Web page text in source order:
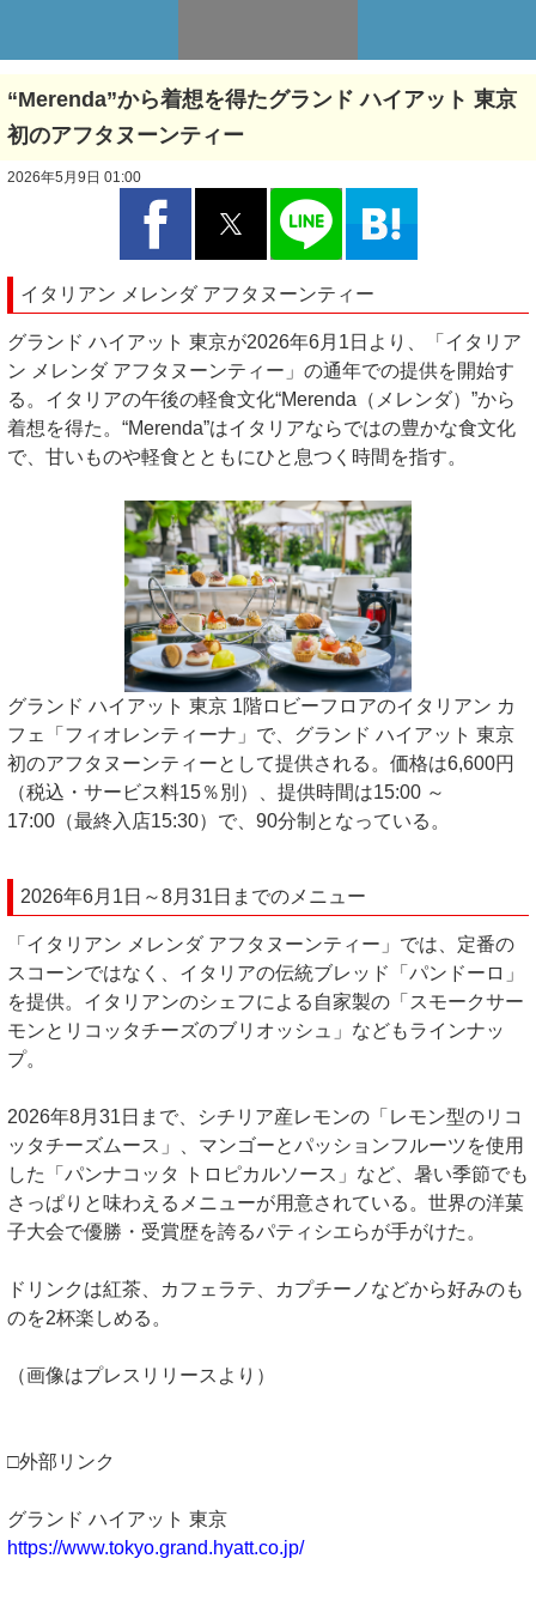
“Merenda”から着想を得たグランド ハイアット 東京
初のアフタヌーンティー
2026年5月9日 01:00
イタリアン メレンダ アフタヌーンティー
グランド ハイアット 東京が2026年6月1日より、「イタリア
ン メレンダ アフタヌーンティー」の通年での提供を開始す
る。イタリアの午後の軽食文化“Merenda（メレンダ）”から
着想を得た。“Merenda”はイタリアならではの豊かな食文化
で、甘いものや軽食とともにひと息つく時間を指す。
グランド ハイアット 東京 1階ロビーフロアのイタリアン カ
フェ「フィオレンティーナ」で、グランド ハイアット 東京
初のアフタヌーンティーとして提供される。価格は6,600円
（税込・サービス料15％別）、提供時間は15:00 ～
17:00（最終入店15:30）で、90分制となっている。
2026年6月1日～8月31日までのメニュー
「イタリアン メレンダ アフタヌーンティー」では、定番の
スコーンではなく、イタリアの伝統ブレッド「パンドーロ」
を提供。イタリアンのシェフによる自家製の「スモークサー
モンとリコッタチーズのブリオッシュ」などもラインナッ
プ。
2026年8月31日まで、シチリア産レモンの「レモン型のリコ
ッタチーズムース」、マンゴーとパッションフルーツを使用
した「パンナコッタ トロピカルソース」など、暑い季節でも
さっぱりと味わえるメニューが用意されている。世界の洋菓
子大会で優勝・受賞歴を誇るパティシエらが手がけた。
ドリンクは紅茶、カフェラテ、カプチーノなどから好みのも
のを2杯楽しめる。
（画像はプレスリリースより）
□外部リンク
グランド ハイアット 東京
https://www.tokyo.grand.hyatt.co.jp/